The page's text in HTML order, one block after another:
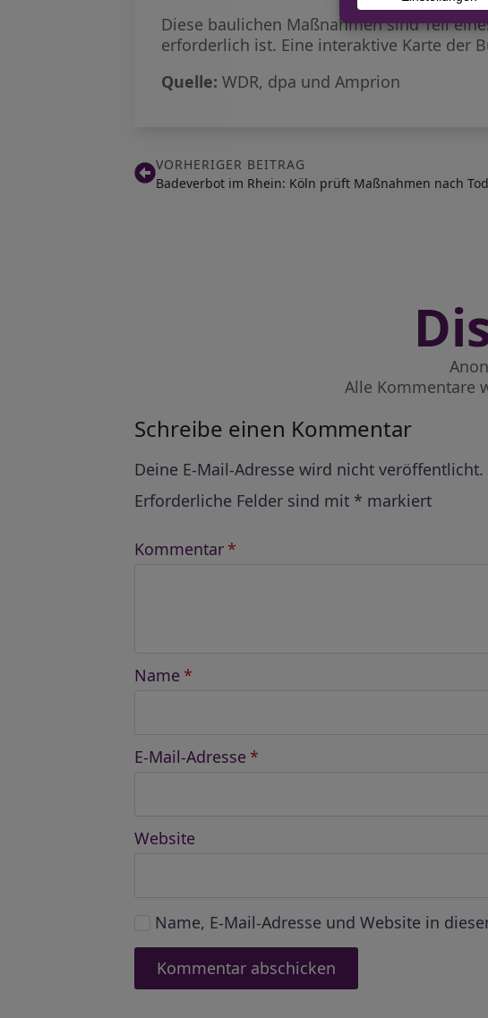
Diese baulichen Maßnahmen sind Teil
erforderlich ist. Eine interaktive Karte der
Quelle: WDR, dpa und Amprion
VORHERIGER BEITRAG
Badeverbot im Rhein: Köln prüft Maßnahmen nach
Alle Kommentare
Schreibe einen Kommentar
Deine E-Mail-Adresse wird nicht veröffentlicht.
Erforderliche Felder sind mit * markiert
Kommentar *
Name *
E-Mail-Adresse *
Website
Name, E-Mail-Adresse und Website in